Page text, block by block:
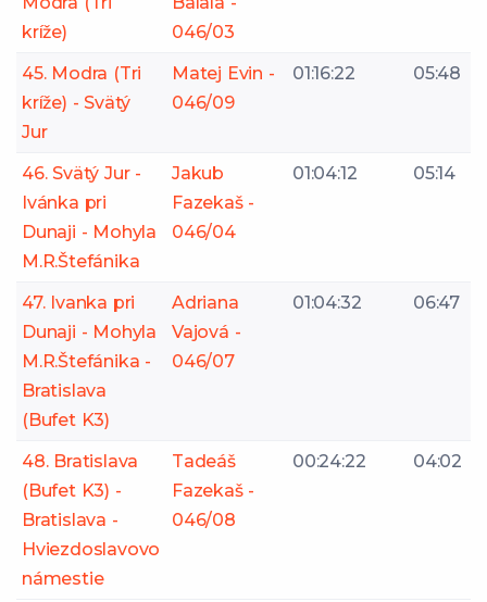
kríže)
046/03
45. Modra (Tri
kríže) - Svätý
Jur
Matej Evin -
046/09
01:16:22 05:48
46. Svätý Jur -
Ivánka pri
Dunaji - Mohyla
M.R.Štefánika
Jakub
Fazekaš -
046/04
01:04:12 05:14
47. Ivanka pri
Dunaji - Mohyla
M.R.Štefánika -
Bratislava
(Bufet K3)
Adriana
Vajová -
046/07
01:04:32 06:47
48. Bratislava
(Bufet K3) -
Bratislava -
Hviezdoslavovo
námestie
Tadeáš
Fazekaš -
046/08
00:24:22 04:02